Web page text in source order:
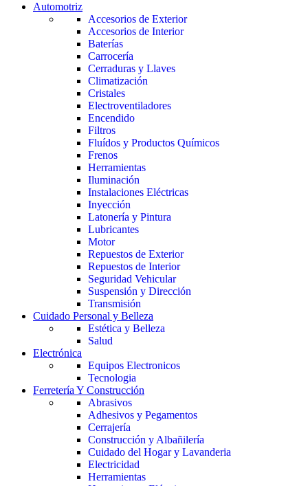
Automotriz
Accesorios de Exterior
Accesorios de Interior
Baterías
Carrocería
Cerraduras y Llaves
Climatización
Cristales
Electroventiladores
Encendido
Filtros
Fluídos y Productos Químicos
Frenos
Herramientas
Iluminación
Instalaciones Eléctricas
Inyección
Latonería y Pintura
Lubricantes
Motor
Repuestos de Exterior
Repuestos de Interior
Seguridad Vehicular
Suspensión y Dirección
Transmisión
Cuidado Personal y Belleza
Estética y Belleza
Salud
Electrónica
Equipos Electronicos
Tecnologia
Ferretería Y Construcción
Abrasivos
Adhesivos y Pegamentos
Cerrajería
Construcción y Albañilería
Cuidado del Hogar y Lavanderia
Electricidad
Herramientas